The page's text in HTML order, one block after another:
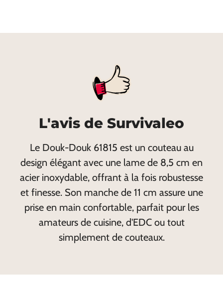
L'avis de Survivaleo
Le Douk-Douk 61815 est un couteau au
design élégant avec une lame de 8,5 cm en
acier inoxydable, offrant à la fois robustesse
et finesse. Son manche de 11 cm assure une
prise en main confortable, parfait pour les
amateurs de cuisine, d'EDC ou tout
simplement de couteaux.